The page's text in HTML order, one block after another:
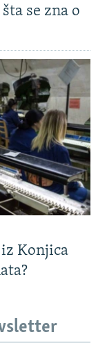
se zna o
Konjica